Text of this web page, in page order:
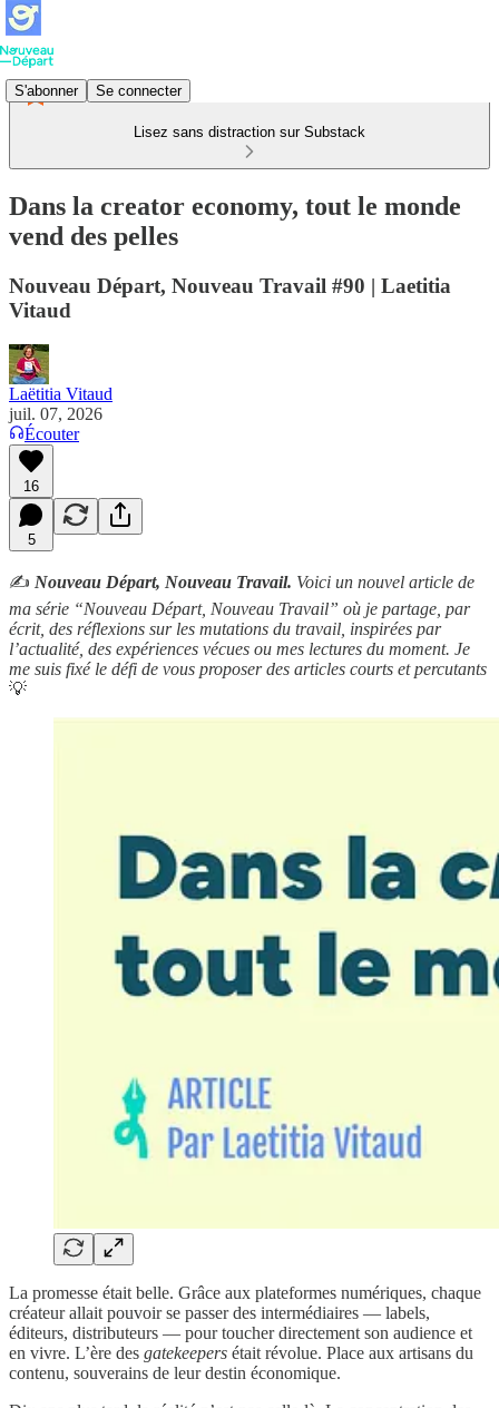
S'abonner Se connecter
Lisez sans distraction sur Substack
Dans la creator economy, tout le monde
vend des pelles
Nouveau Départ, Nouveau Travail #90 | Laetitia
Vitaud
Laëtitia Vitaud
juil. 07, 2026
Écouter
16
5
✍️ Nouveau Départ, Nouveau Travail. Voici un nouvel article de
ma série “Nouveau Départ, Nouveau Travail” où je partage, par
écrit, des réflexions sur les mutations du travail, inspirées par
l’actualité, des expériences vécues ou mes lectures du moment. Je
me suis fixé le défi de vous proposer des articles courts et percutants
💡
La promesse était belle. Grâce aux plateformes numériques, chaque
créateur allait pouvoir se passer des intermédiaires — labels,
éditeurs, distributeurs — pour toucher directement son audience et
en vivre. L’ère des gatekeepers était révolue. Place aux artisans du
contenu, souverains de leur destin économique.